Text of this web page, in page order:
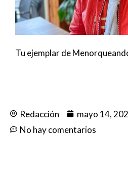
Tu ejemplar de
Redacción mayo 14,
No hay comentarios